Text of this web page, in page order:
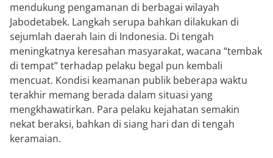
mendukung pengamanan di berbagai wilayah
Jabodetabek. Langkah serupa bahkan dilakukan di
sejumlah daerah lain di Indonesia. Di tengah
meningkatnya keresahan masyarakat, wacana “tembak
di tempat” terhadap pelaku begal pun kembali
mencuat. Kondisi keamanan publik beberapa waktu
terakhir memang berada dalam situasi yang
mengkhawatirkan. Para pelaku kejahatan semakin
nekat beraksi, bahkan di siang hari dan di tengah
keramaian.